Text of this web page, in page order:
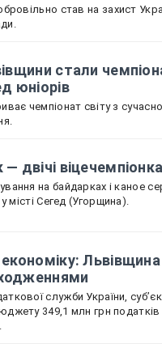
став на захист
стали
юніорів
чемпіонат світу з
двічі
на байдарках і каное
місті Сегед (Угорщина).
Львівщина
служби України,
349,1 млн грн податків